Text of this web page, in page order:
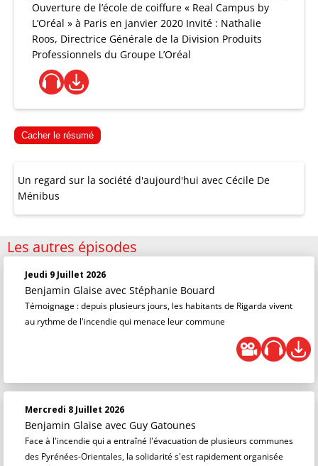
Ouverture de l’école de coiffure « Real Campus by
L’Oréal » à Paris en janvier 2020 Invité : Nathalie
Roos, Directrice Générale de la Division Produits
Professionnels du Groupe L’Oréal
Cacher le résumé
Un regard sur la société d'aujourd'hui avec Cécile De
Ménibus
Les autres épisodes
Jeudi 9 Juillet 2026
Benjamin Glaise avec Stéphanie Bouard
Témoignage : depuis plusieurs jours, les habitants de Rigarda vivent
au rythme de l'incendie qui menace leur commune
Mercredi 8 Juillet 2026
Benjamin Glaise avec Guy Gatounes
Face à l'incendie qui a entraîné l'évacuation de plusieurs communes
des Pyrénées-Orientales, la solidarité s'est rapidement organisée